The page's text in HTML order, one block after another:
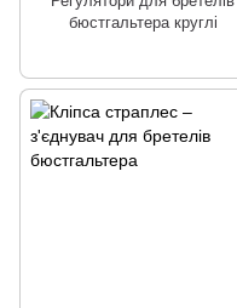
бюстгальтера круглі